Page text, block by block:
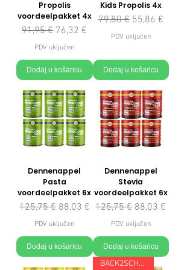
Propolis
voordeelpakket 4x
Redovna cijena
91,95 € Cijena s popustom
76,32 €
PDV uključen
Dodaj u košaricu
Kids Propolis 4x
Redovna cijena
79,80 € Cijena s
55,86 €
PDV uključen
Dodaj u košaricu
Dennenappel
Pasta
voordeelpakket 6x
Redovna cijena
125,75 € Cijena s popustom
88,03 €
PDV uključen
Dodaj u košaricu
Dennenappel
Stevia
voordeelpakket 6x
Redovna cijena
125,75 € Cijena s
88,03 €
PDV uključen
Dodaj u košaricu
BACK2SCHOOL